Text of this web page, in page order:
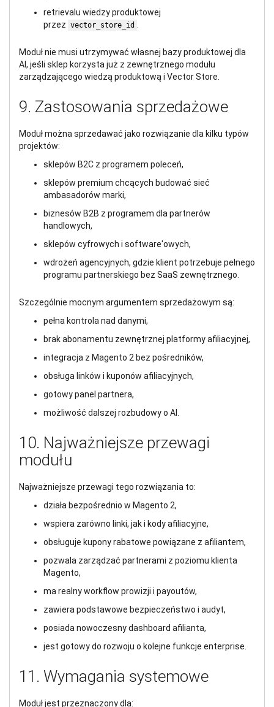
retrievalu wiedzy produktowej
przez vector_store_id
Moduł nie musi utrzymywać własnej bazy produktowej dla
AI, jeśli sklep korzysta już z zewnętrznego modułu
zarządzającego wiedzą produktową i Vector Store.
9. Zastosowania sprzedażowe
Moduł można sprzedawać jako rozwiązanie dla kilku typów
projektów:
sklepów B2C z programem poleceń,
sklepów premium chcących budować sieć
ambasadorów marki,
biznesów B2B z programem dla partnerów
handlowych,
sklepów cyfrowych i software'owych,
wdrożeń agencyjnych, gdzie klient potrzebuje pełnego
programu partnerskiego bez SaaS zewnętrznego.
Szczególnie mocnym argumentem sprzedażowym są:
pełna kontrola nad danymi,
brak abonamentu zewnętrznej platformy afiliacyjnej,
integracja z Magento 2 bez pośredników,
obsługa linków i kuponów afiliacyjnych,
gotowy panel partnera,
możliwość dalszej rozbudowy o AI.
10. Najważniejsze przewagi
modułu
Najważniejsze przewagi tego rozwiązania to:
działa bezpośrednio w Magento 2,
wspiera zarówno linki, jak i kody afiliacyjne,
obsługuje kupony rabatowe powiązane z afiliantem,
pozwala zarządzać partnerami z poziomu klienta
Magento,
ma realny workflow prowizji i payoutów,
zawiera podstawowe bezpieczeństwo i audyt,
posiada nowoczesny dashboard afilianta,
jest gotowy do rozwoju o kolejne funkcje enterprise.
11. Wymagania systemowe
Moduł jest przeznaczony dla: